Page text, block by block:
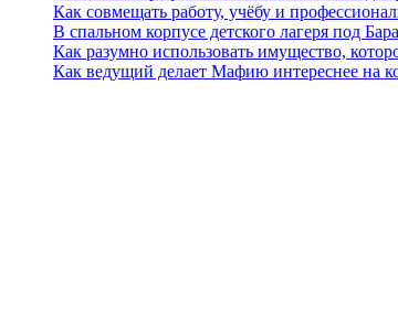
Как совмещать работу, учёбу и
В спальном корпусе детского лагеря под
Как разумно использовать имущество,
Как ведущий делает Мафию интереснее на